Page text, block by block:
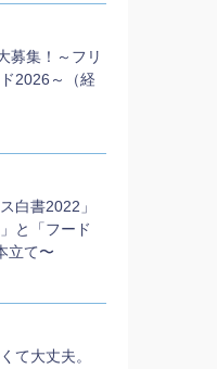
募集！～フリ
2026～（経
白書2022」
と「フード
⽴て〜
て大丈夫。